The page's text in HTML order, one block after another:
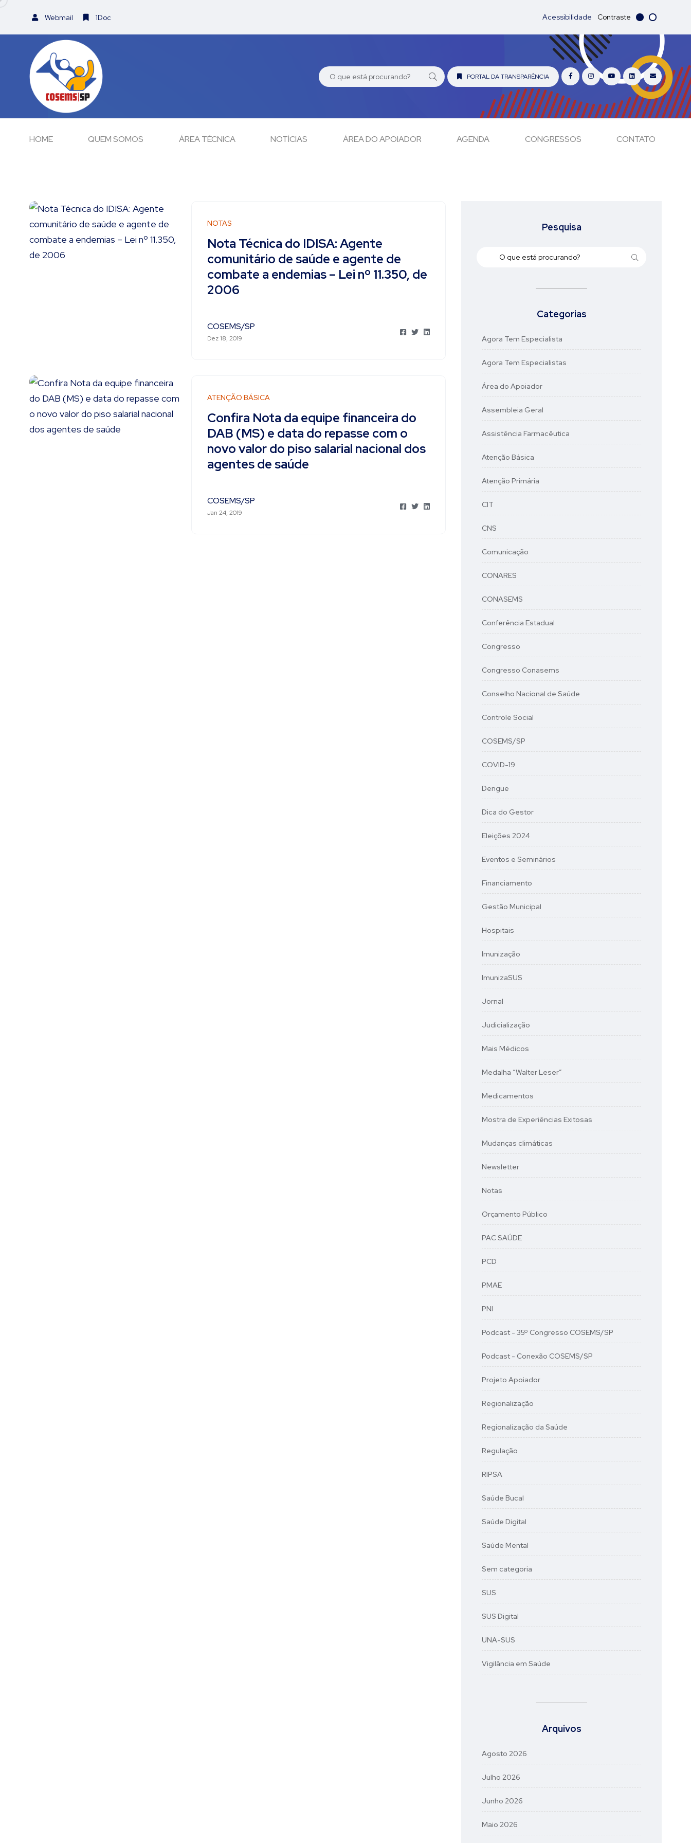
Webmail 1Doc Acessibilidade Contraste
PORTAL DA TRANSPARÊNCIA
HOME QUEM SOMOS ÁREA TÉCNICA NOTÍCIAS ÁREA DO APOIADOR AGENDA CONGRESSOS CONTATO
NOTAS
Nota Técnica do IDISA: Agente
comunitário de saúde e agente de
combate a endemias – Lei nº 11.350, de
2006
COSEMS/SP
Dez 18, 2019
ATENÇÃO BÁSICA
Confira Nota da equipe financeira do
DAB (MS) e data do repasse com o
novo valor do piso salarial nacional dos
agentes de saúde
COSEMS/SP
Jan 24, 2019
Pesquisa
Categorias
Agora Tem Especialista
Agora Tem Especialistas
Área do Apoiador
Assembleia Geral
Assistência Farmacêutica
Atenção Básica
Atenção Primária
CIT
CNS
Comunicação
CONARES
CONASEMS
Conferência Estadual
Congresso
Congresso Conasems
Conselho Nacional de Saúde
Controle Social
COSEMS/SP
COVID-19
Dengue
Dica do Gestor
Eleições 2024
Eventos e Seminários
Financiamento
Gestão Municipal
Hospitais
Imunização
ImunizaSUS
Jornal
Judicialização
Mais Médicos
Medalha “Walter Leser”
Medicamentos
Mostra de Experiências Exitosas
Mudanças climáticas
Newsletter
Notas
Orçamento Público
PAC SAÚDE
PCD
PMAE
PNI
Podcast - 35º Congresso COSEMS/SP
Podcast - Conexão COSEMS/SP
Projeto Apoiador
Regionalização
Regionalização da Saúde
Regulação
RIPSA
Saúde Bucal
Saúde Digital
Saúde Mental
Sem categoria
SUS
SUS Digital
UNA-SUS
Vigilância em Saúde
Arquivos
Agosto 2026
Julho 2026
Junho 2026
Maio 2026